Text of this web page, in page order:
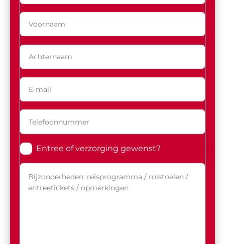
Entree of verzorging gewenst?